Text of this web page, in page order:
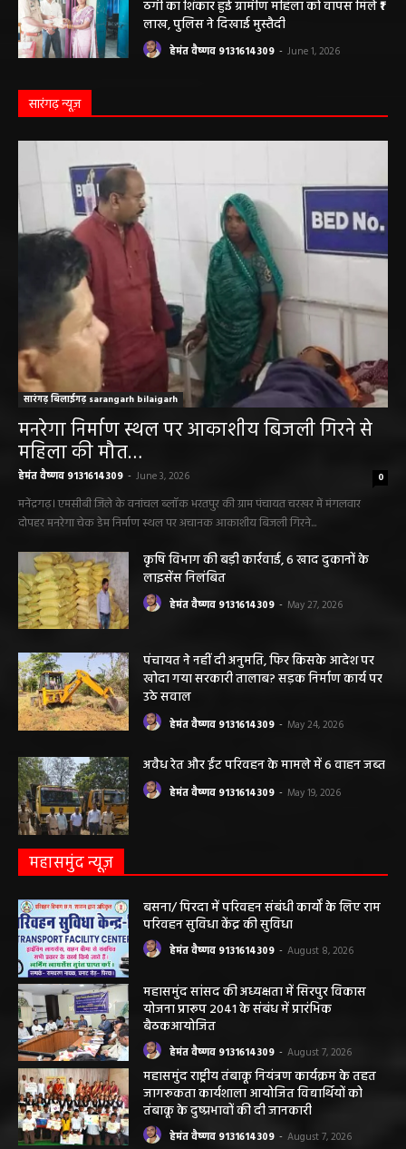
ठगी का शिकार हुई ग्रामीण महिला को वापस मिले ₹1
लाख, पुलिस ने दिखाई मुस्तैदी
हेमंत वैष्णव 9131614309 - June 1, 2026
सारंगढ़ न्यूज़
सारंगढ़ बिलाईगढ़ sarangarh bilaigarh
मनरेगा निर्माण स्थल पर आकाशीय बिजली गिरने से
महिला की मौत…
हेमंत वैष्णव 9131614309 - June 3, 2026 0
मनेंद्रगढ़। एमसीबी जिले के वनांचल ब्लॉक भरतपुर की ग्राम पंचायत चरखर में मंगलवार
दोपहर मनरेगा चेक डेम निर्माण स्थल पर अचानक आकाशीय बिजली गिरने...
कृषि विभाग की बड़ी कार्रवाई, 6 खाद दुकानों के
लाइसेंस निलंबित
हेमंत वैष्णव 9131614309 - May 27, 2026
पंचायत ने नहीं दी अनुमति, फिर किसके आदेश पर
खोदा गया सरकारी तालाब? सड़क निर्माण कार्य पर
उठे सवाल
हेमंत वैष्णव 9131614309 - May 24, 2026
अवैध रेत और ईंट परिवहन के मामले में 6 वाहन जब्त
हेमंत वैष्णव 9131614309 - May 19, 2026
महासमुंद न्यूज़
बसना/ पिरदा में परिवहन संबंधी कार्यों के लिए राम
परिवहन सुविधा केंद्र की सुविधा
हेमंत वैष्णव 9131614309 - August 8, 2026
महासमुंद सांसद की अध्यक्षता में सिरपुर विकास
योजना प्रारूप 2041 के संबंध में प्रारंभिक
बैठकआयोजित
हेमंत वैष्णव 9131614309 - August 7, 2026
महासमुंद राष्ट्रीय तंबाकू नियंत्रण कार्यक्रम के तहत
जागरूकता कार्यशाला आयोजित विद्यार्थियों को
तंबाकू के दुष्प्रभावों की दी जानकारी
हेमंत वैष्णव 9131614309 - August 7, 2026